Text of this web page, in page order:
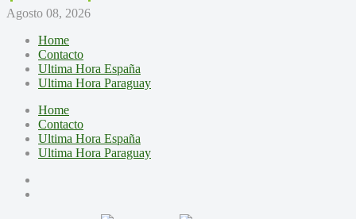
Agosto 08, 2026
Home
Contacto
Ultima Hora España
Ultima Hora Paraguay
Home
Contacto
Ultima Hora España
Ultima Hora Paraguay